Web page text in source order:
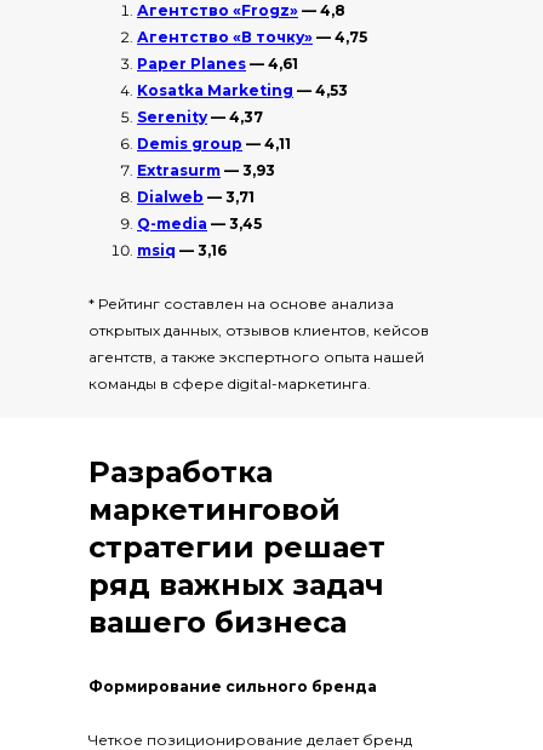
Агентство «Frogz» — 4,8
Агентство «В точку» — 4,75
Paper Planes — 4,61
Kosatka Marketing — 4,53
Serenity — 4,37
Demis group — 4,11
Extrasurm — 3,93
Dialweb — 3,71
Q-media — 3,45
msiq — 3,16
* Рейтинг составлен на основе анализа
открытых данных, отзывов клиентов, кейсов
агентств, а также экспертного опыта нашей
команды в сфере digital-маркетинга.
Разработка
маркетинговой
стратегии решает
ряд важных задач
вашего бизнеса
Формирование сильного бренда
Четкое позиционирование делает бренд